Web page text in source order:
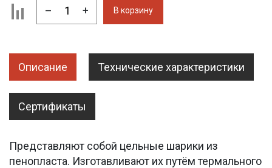
– + В корзину
Описание Технические характеристики
Сертификаты
Представляют собой цельные шарики из
пенопласта. Изготавливают их путём термального